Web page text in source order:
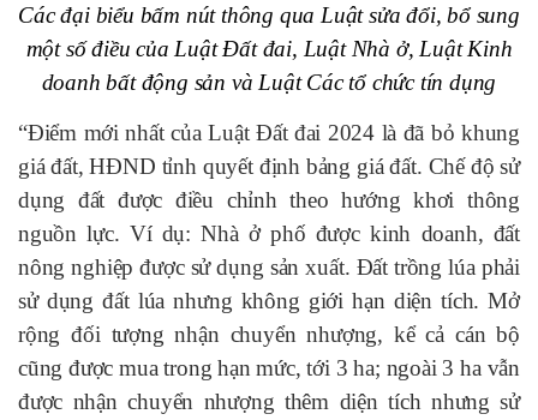
Các đại biểu bấm nút thông qua Luật sửa đổi, bổ sung
một số điều của Luật Đất đai, Luật Nhà ở, Luật Kinh
doanh bất động sản và Luật Các tổ chức tín dụng
“Điểm mới nhất của Luật Đất đai 2024 là đã bỏ khung
giá đất, HĐND tỉnh quyết định bảng giá đất. Chế độ sử
dụng đất được điều chỉnh theo hướng khơi thông
nguồn lực. Ví dụ: Nhà ở phố được kinh doanh, đất
nông nghiệp được sử dụng sản xuất. Đất trồng lúa phải
sử dụng đất lúa nhưng không giới hạn diện tích. Mở
rộng đối tượng nhận chuyển nhượng, kể cả cán bộ
cũng được mua trong hạn mức, tới 3 ha; ngoài 3 ha vẫn
được nhận chuyển nhượng thêm diện tích nhưng sử